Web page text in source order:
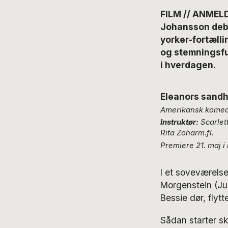
FILM //
Johansson
yorker-
og
i hverdagen.
Eleanors
Amerikansk
Instruktør:
Rita Zoharm.fl.
Premiere 21. maj
I et
Morgenstein
Bessie dør,
Sådan starter